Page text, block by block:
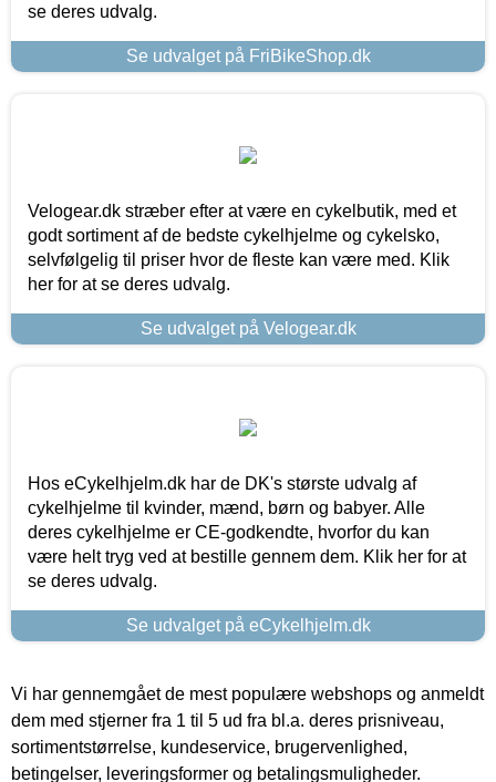
se deres udvalg.
Se udvalget på FriBikeShop.dk
Velogear.dk stræber efter at være en cykelbutik, med et
godt sortiment af de bedste cykelhjelme og cykelsko,
selvfølgelig til priser hvor de fleste kan være med. Klik
her for at se deres udvalg.
Se udvalget på Velogear.dk
Hos eCykelhjelm.dk har de DK's største udvalg af
cykelhjelme til kvinder, mænd, børn og babyer. Alle
deres cykelhjelme er CE-godkendte, hvorfor du kan
være helt tryg ved at bestille gennem dem. Klik her for at
se deres udvalg.
Se udvalget på eCykelhjelm.dk
Vi har gennemgået de mest populære webshops og anmeldt
dem med stjerner fra 1 til 5 ud fra bl.a. deres prisniveau,
sortimentstørrelse, kundeservice, brugervenlighed,
betingelser, leveringsformer og betalingsmuligheder.